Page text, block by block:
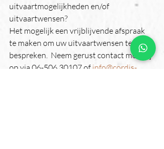
uitvaartmogelijkheden en/of
uitvaartwensen?
Het mogelijk een vrijblijvende afspraak
te maken om uw uitvaartwensen te
bespreken.  Neem gerust contact met mij
op via 06-506 30107 of info@cordis-